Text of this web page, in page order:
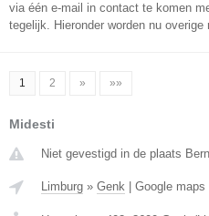
via één e-mail in contact te komen
tegelijk. Hieronder worden nu overige
1 2 » »»
Midesti
Niet gevestigd in de plaats
Limburg » Genk Google maps